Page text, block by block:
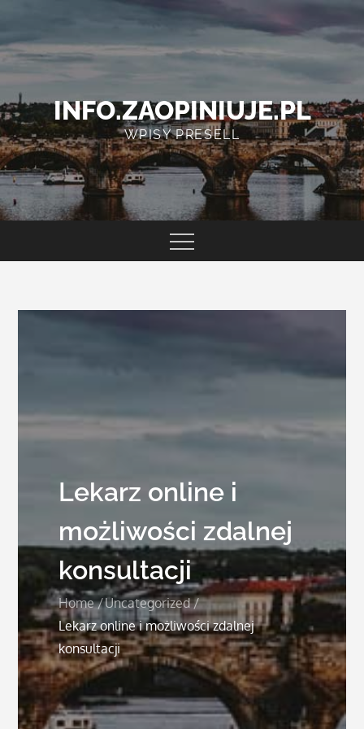
content
INFO.ZAOPINIUJE.PL
WPISY PRESELL
Lekarz online i
możliwości zdalnej
konsultacji
Home
Uncategorized
Lekarz online i możliwości zdalnej
konsultacji